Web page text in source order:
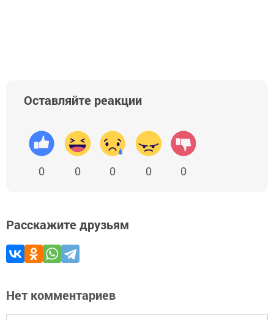
Оставляйте реакции
0 0 0 0 0
Расскажите друзьям
Нет комментариев